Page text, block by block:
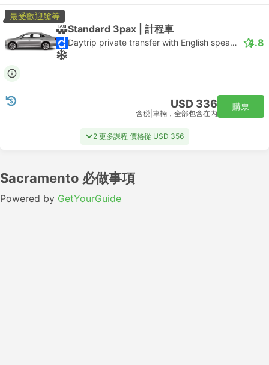
最受歡迎艙等
Standard 3pax | 計程車
Daytrip private transfer with English speaking driver 4.8
USD 336
含税 車輛，全部包含在內
購票
2 更多課程 價格從 USD 356
Sacramento 必做事項
Powered by GetYourGuide